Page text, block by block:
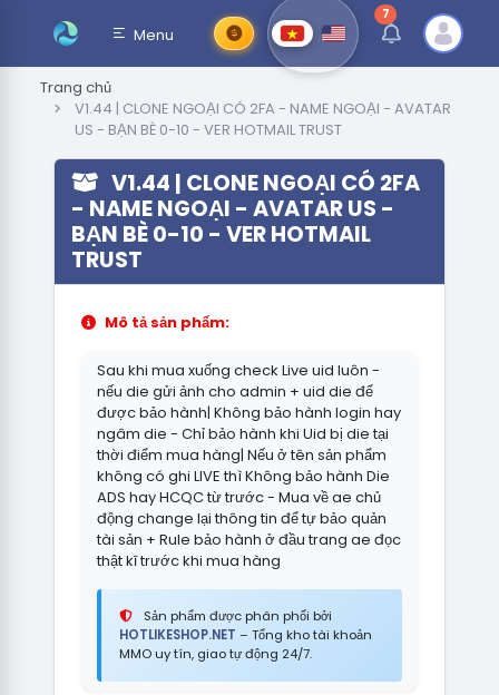
Menu
7thông báo chưa
Trang chủ
V1.44 | CLONE NGOẠI CÓ 2FA - NAME NGOẠI - AVATAR
US - BẠN BÈ 0-10 - VER HOTMAIL TRUST
V1.44 | CLONE NGOẠI CÓ 2FA
- NAME NGOẠI - AVATAR US -
BẠN BÈ 0-10 - VER HOTMAIL
TRUST
Mô tả sản phẩm:
Sau khi mua xuống check Live uid luôn -
nếu die gửi ảnh cho admin + uid die để
được bảo hành| Không bảo hành login hay
ngâm die - Chỉ bảo hành khi Uid bị die tại
thời điểm mua hàng| Nếu ở tên sản phẩm
không có ghi LIVE thì Không bảo hành Die
ADS hay HCQC từ trước - Mua về ae chủ
động change lại thông tin để tự bảo quản
tài sản + Rule bảo hành ở đầu trang ae đọc
thật kĩ trước khi mua hàng
Sản phẩm được phân phối bởi
HOTLIKESHOP.NET – Tổng kho tài khoản
MMO uy tín, giao tự động 24/7.